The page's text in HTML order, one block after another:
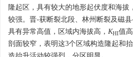
隆起区，具有较大的地形起伏度和海拔
较强。晋-获断裂北段、林州断裂及磁
具有异常高值，区域内海拔高， KHI值
剖面较窄，表明这3个区域构造隆起和